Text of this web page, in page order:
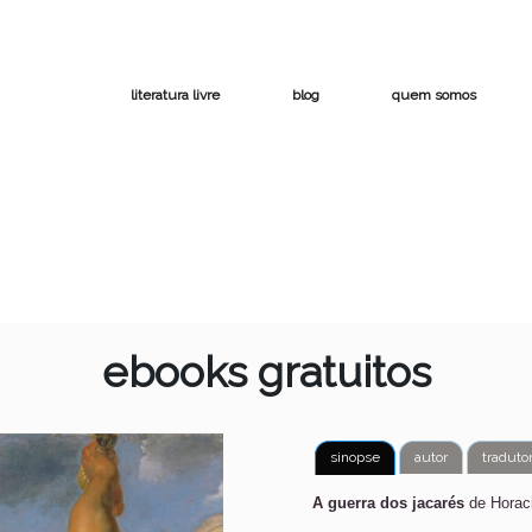
literatura livre blog quem somos
ebooks gratuitos
sinopse autor tradutor
A guerra dos jacarésde